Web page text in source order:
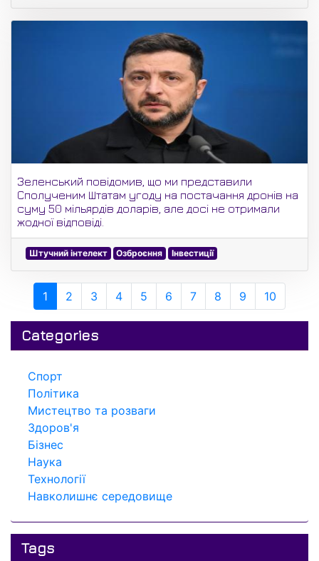
Зеленський повідомив, що ми представили
Сполученим Штатам угоду на постачання дронів на
суму 50 мільярдів доларів, але досі не отримали
жодної відповіді.
Штучний інтелект Озброєння Інвестиції
1 2 3 4 5 6 7 8 9 10
Categories
Спорт
Політика
Мистецтво та розваги
Здоров'я
Бізнес
Наука
Технології
Навколишнє середовище
Tags